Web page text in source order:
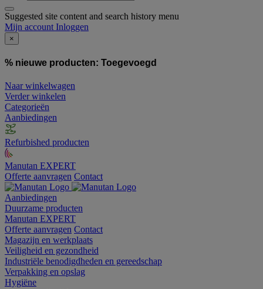
Suggested site content and search history menu
Mijn account Inloggen
×
% nieuwe producten: Toegevoegd
Naar winkelwagen
Verder winkelen
Categorieën
Aanbiedingen
Refurbished producten
Manutan EXPERT
Offerte aanvragen Contact
Aanbiedingen
Duurzame producten
Manutan EXPERT
Offerte aanvragen Contact
Magazijn en werkplaats
Veiligheid en gezondheid
Industriële benodigdheden en gereedschap
Verpakking en opslag
Hygiëne